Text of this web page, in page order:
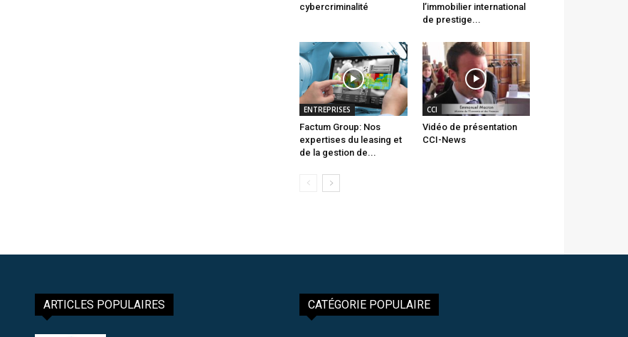
cybercriminalité
l’immobilier international
de prestige...
ENTREPRISES
Factum Group: Nos
expertises du leasing et
de la gestion de...
CCI
Vidéo de présentation
CCI-News
ARTICLES POPULAIRES CATÉGORIE POPULAIRE